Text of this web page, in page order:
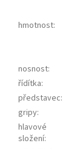
hmotnost:
nosnost:
řídítka:
představec:
gripy:
hlavové
složení: